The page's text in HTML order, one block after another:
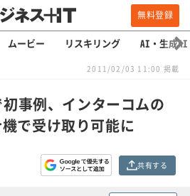
無料登録
ムービー リスキリング AI・生成AI
2011/02/03 11:00 掲載
初事例、インターコムの
で受け取り可能に
共有する